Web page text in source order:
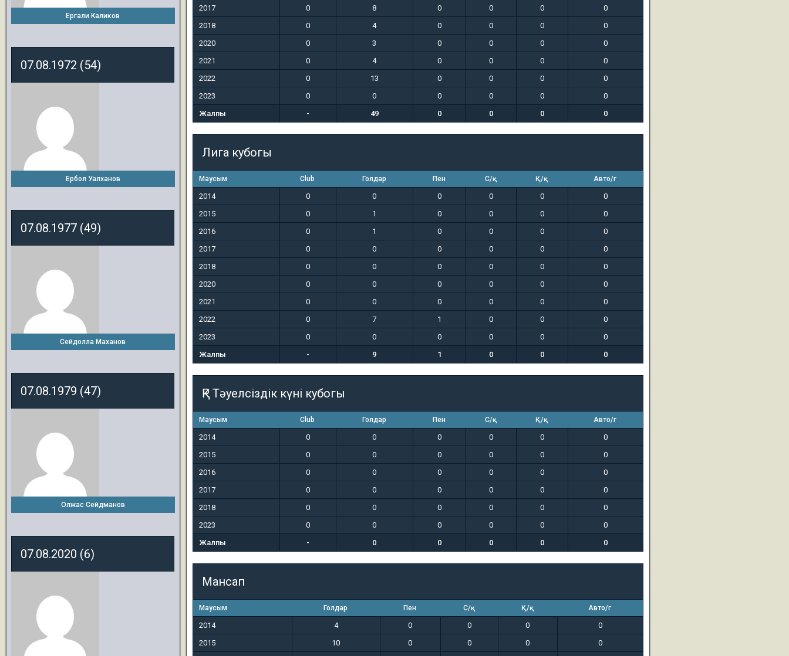
2017
0 8 0 0 0
0
2018
0 4 0 0 0
0
2020
0 3 0 0 0
0
2021
0 4 0 0 0
0
2022
0 13 0 0 0
0
2023
0 0 0 0 0
0
Жалпы
- 49 0 0 0 0
Лига кубогы
Маусым Club Голдар Пен С/қ Қ/қ Авто/г
2014 0 0 0 0 0
0
2015
0 1 0 0 0
0
2016
0 1 0 0 0
0
2017
0 0 0 0 0
0
2018
0 0 0 0 0
0
2020
0 0 0 0 0
0
2021
0 0 0 0 0
0
2022
0 7 1 0 0
0
2023
0 0 0 0 0
0
Жалпы
- 9 1 0 0 0
ҚР Тәуелсіздік күні кубогы
Маусым Club Голдар Пен С/қ Қ/қ Авто/г
2014 0 0 0 0 0
0
2015
0 0 0 0 0
0
2016
0 0 0 0 0
0
2017
0 0 0 0 0
0
2018
0 0 0 0 0
0
2023
0 0 0 0 0
0
Жалпы
- 0 0 0 0 0
Мансап
Маусым Голдар Пен С/қ Қ/қ Авто/г
2014 4 0 0 0
0
2015
10 0 0 0
0
Ергали Каликов
07.08.1972 (54)
Ербол Уалханов
07.08.1977 (49)
Сейдолла Маханов
07.08.1979 (47)
Олжас Сейдманов
07.08.2020 (6)